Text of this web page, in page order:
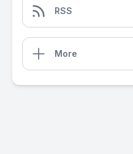
RSS
More